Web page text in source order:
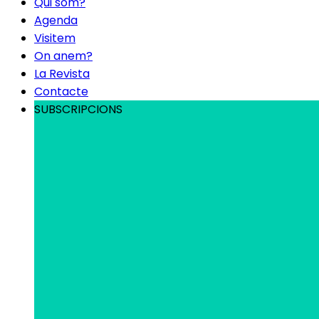
Agenda
Visitem
On anem?
La Revista
Contacte
SUBSCRIPCIONS